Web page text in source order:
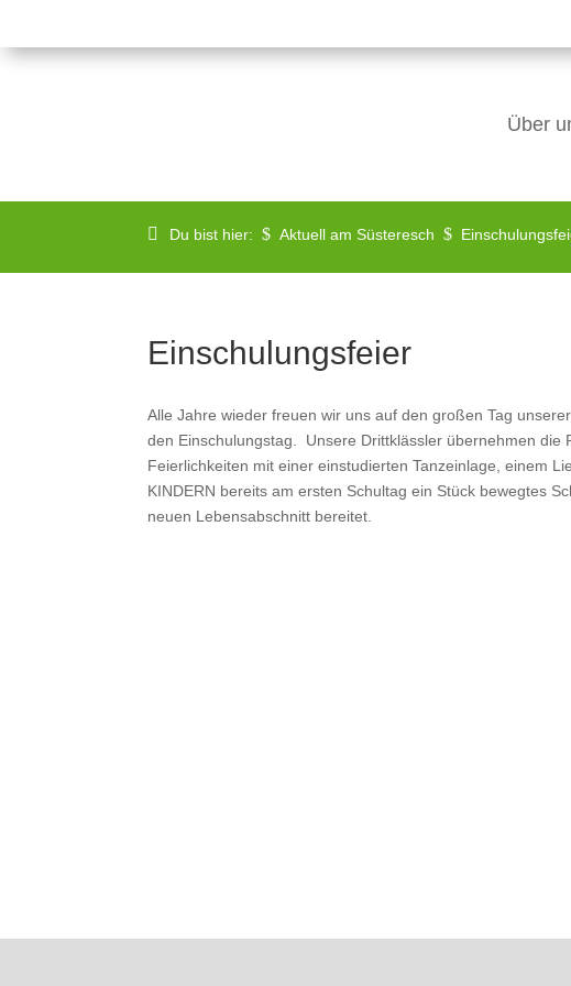
Über
Du bist hier: $ Aktuell am Süsteresch $
Einschulungsfeier
Alle Jahre wieder freuen wir uns auf den großen Tag
den Einschulungstag. Unsere Drittklässler übernehmen die
Feierlichkeiten mit einer einstudierten Tanzeinlage, einem
KINDERN bereits am ersten Schultag ein Stück bewegtes
neuen Lebensabschnitt bereitet.